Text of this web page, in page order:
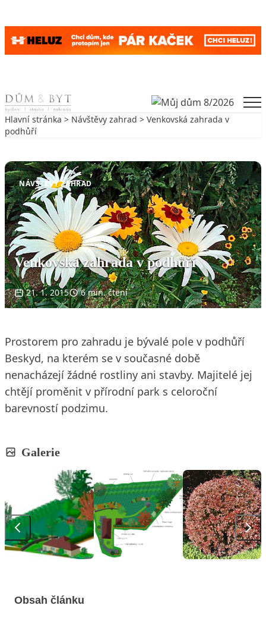
Skip to content
Hlavní stránka > Návštěvy zahrad > Venkovská zahrada v
podhůří
NÁVŠTĚVY ZAHRAD
Venkovská zahrada v podhůří
21. 1. 2015 6 min. čtení
Prostorem pro zahradu je bývalé pole v podhůří
Beskyd, na kterém se v současné době
nenacházejí žádné rostliny ani stavby. Majitelé jej
chtějí proměnit v přírodní park s celoroční
barevností podzimu.
Galerie
Obsah článku